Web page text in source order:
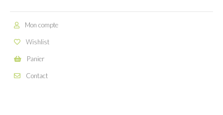
Mon compte
Wishlist
Panier
Contact